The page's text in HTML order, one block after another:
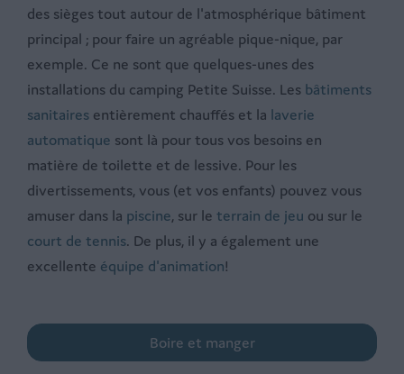
des sièges tout autour de l'atmosphérique bâtiment
principal ; pour faire un agréable pique-nique, par
exemple. Ce ne sont que quelques-unes des
installations du camping Petite Suisse. Les bâtiments
sanitaires entièrement chauffés et la laverie
automatique sont là pour tous vos besoins en
matière de toilette et de lessive. Pour les
divertissements, vous (et vos enfants) pouvez vous
amuser dans la piscine, sur leterrain de jeu ou sur le
court de tennis. De plus, il y a également une
excellente équipe d'animation!
Boire et manger